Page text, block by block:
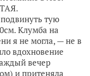
тую
Клумба на
я не могла, — не в
вдохновение
вечер
и притеняла